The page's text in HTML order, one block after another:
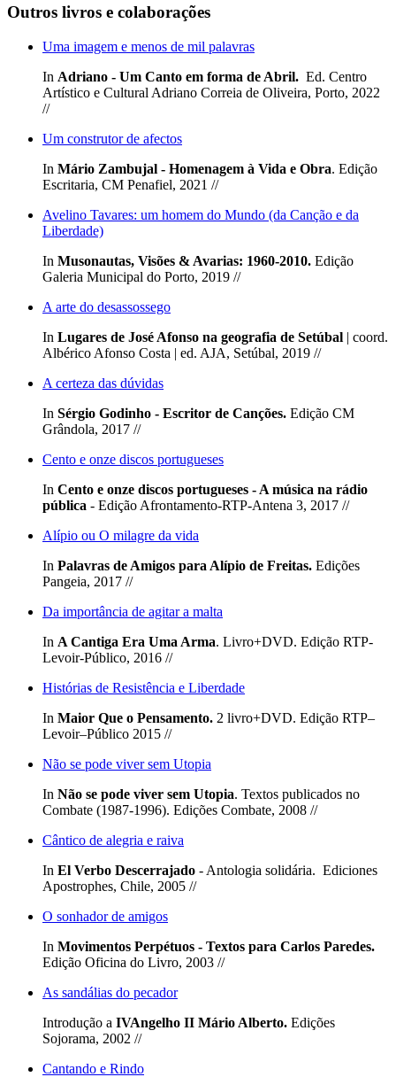
Outros livros e colaborações
Uma imagem e menos de mil palavras
In Adriano - Um Canto em forma de Abril. Ed. Centro
Artístico e Cultural Adriano Correia de Oliveira, Porto, 2022
//
Um construtor de afectos
In Mário Zambujal - Homenagem à Vida e Obra. Edição
Escritaria, CM Penafiel, 2021 //
Avelino Tavares: um homem do Mundo (da Canção e da
Liberdade)
In Musonautas, Visões & Avarias: 1960-2010. Edição
Galeria Municipal do Porto, 2019 //
A arte do desassossego
In Lugares de José Afonso na geografia de Setúbal | coord.
Albérico Afonso Costa | ed. AJA, Setúbal, 2019 //
A certeza das dúvidas
In Sérgio Godinho - Escritor de Canções. Edição CM
Grândola, 2017 //
Cento e onze discos portugueses
In Cento e onze discos portugueses - A música na rádio
pública - Edição Afrontamento-RTP-Antena 3, 2017 //
Alípio ou O milagre da vida
In Palavras de Amigos para Alípio de Freitas. Edições
Pangeia, 2017 //
Da importância de agitar a malta
In A Cantiga Era Uma Arma. Livro+DVD. Edição RTP-
Levoir-Público, 2016 //
Histórias de Resistência e Liberdade
In Maior Que o Pensamento. 2 livro+DVD. Edição RTP–
Levoir–Público 2015 //
Não se pode viver sem Utopia
In Não se pode viver sem Utopia. Textos publicados no
Combate (1987-1996). Edições Combate, 2008 //
Cântico de alegria e raiva
In El Verbo Descerrajado - Antologia solidária. Ediciones
Apostrophes, Chile, 2005 //
O sonhador de amigos
In Movimentos Perpétuos - Textos para Carlos Paredes.
Edição Oficina do Livro, 2003 //
As sandálias do pecador
Introdução a IVAngelho II Mário Alberto. Edições
Sojorama, 2002 //
Cantando e Rindo